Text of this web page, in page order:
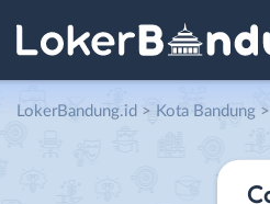
LokerBandung.id > Kota Bandung >